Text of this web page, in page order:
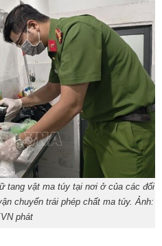
tang vật ma túy tại nơi ở của các đối
chuyển trái phép chất ma túy. Ảnh:
phát